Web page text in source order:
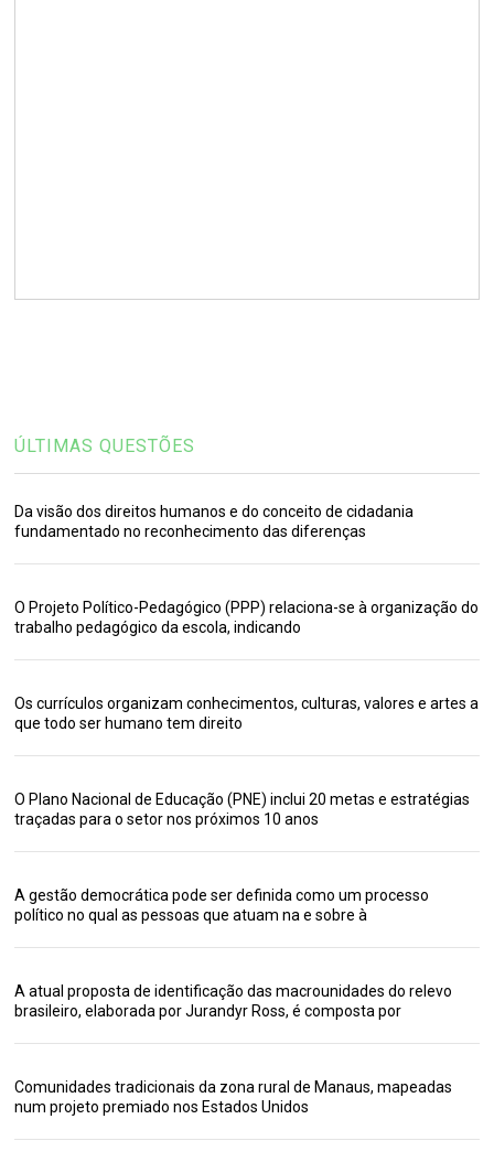
ÚLTIMAS QUESTÕES
Da visão dos direitos humanos e do conceito de cidadania
fundamentado no reconhecimento das diferenças
O Projeto Político-Pedagógico (PPP) relaciona-se à organização do
trabalho pedagógico da escola, indicando
Os currículos organizam conhecimentos, culturas, valores e artes a
que todo ser humano tem direito
O Plano Nacional de Educação (PNE) inclui 20 metas e estratégias
traçadas para o setor nos próximos 10 anos
A gestão democrática pode ser definida como um processo
político no qual as pessoas que atuam na e sobre à
A atual proposta de identificação das macrounidades do relevo
brasileiro, elaborada por Jurandyr Ross, é composta por
Comunidades tradicionais da zona rural de Manaus, mapeadas
num projeto premiado nos Estados Unidos